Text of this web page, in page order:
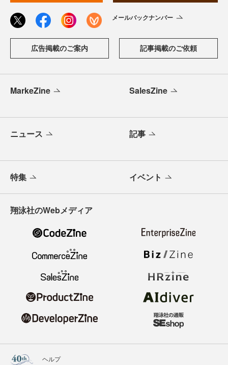
メールバックナンバー
広告掲載のご案内 記事掲載のご依頼
MarkeZine SalesZine
ニュース 記事
特集 イベント
翔泳社のWebメディア
ヘルプ